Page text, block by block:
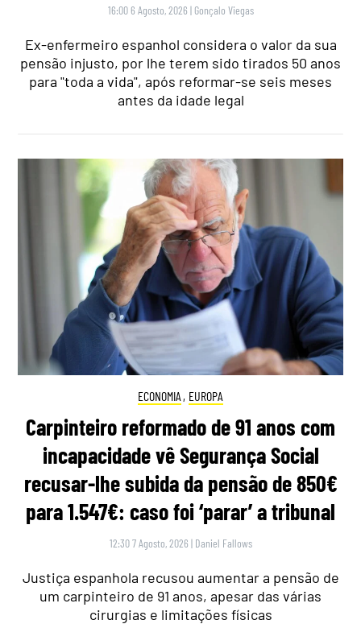
16:00 6 Agosto, 2026 | Gonçalo Viegas
Ex-enfermeiro espanhol considera o valor da sua
pensão injusto, por lhe terem sido tirados 50 anos
para "toda a vida", após reformar-se seis meses
antes da idade legal
ECONOMIA , EUROPA
Carpinteiro reformado de 91 anos com
incapacidade vê Segurança Social
recusar-lhe subida da pensão de 850€
para 1.547€: caso foi ‘parar’ a tribunal
12:30 7 Agosto, 2026 | Daniel Fallows
Justiça espanhola recusou aumentar a pensão de
um carpinteiro de 91 anos, apesar das várias
cirurgias e limitações físicas